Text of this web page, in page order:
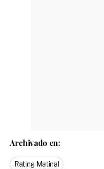
Archivado en:
Rating Matinal